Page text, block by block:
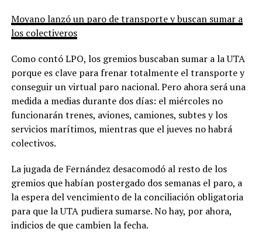
Moyano lanzó un paro de transporte y buscan sumar a
los colectiveros
Como contó LPO, los gremios buscaban sumar a la UTA
porque es clave para frenar totalmente el transporte y
conseguir un virtual paro nacional. Pero ahora será una
medida a medias durante dos días: el miércoles no
funcionarán trenes, aviones, camiones, subtes y los
servicios marítimos, mientras que el jueves no habrá
colectivos.
La jugada de Fernández desacomodó al resto de los
gremios que habían postergado dos semanas el paro, a
la espera del vencimiento de la conciliación obligatoria
para que la UTA pudiera sumarse. No hay, por ahora,
indicios de que cambien la fecha.